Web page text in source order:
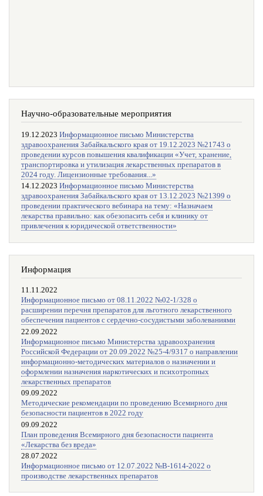
Научно-образовательные мероприятия
19.12.2023 Информационное письмо Министерства
здравоохранения Забайкальского края от 19.12.2023 №21743 о
проведении курсов повышения квалификации «Учет, хранение,
транспортировка и утилизация лекарственных препаратов в
2024 году. Лицензионные требования...»
14.12.2023 Информационное письмо Министерства
здравоохранения Забайкальского края от 13.12.2023 №21399 о
проведении практического вебинара на тему: «Назначаем
лекарства правильно: как обезопасить себя и клинику от
привлечения к юридической ответственности»
Информация
11.11.2022
Информационное письмо от 08.11.2022 №02-1/328 о
расширении перечня препаратов для льготного лекарственного
обеспечения пациентов с сердечно-сосудистыми заболеваниями
22.09.2022
Информационное письмо Министерства здравоохранения
Российской Федерации от 20.09.2022 №25-4/9317 о направлении
информационно-методических материалов о назначении и
оформлении назначения наркотических и психотропных
лекарственных препаратов
09.09.2022
Методические рекомендации по проведению Всемирного дня
безопасности пациентов в 2022 году
09.09.2022
План проведения Всемирного дня безопасности пациента
«Лекарства без вреда»
28.07.2022
Информационное письмо от 12.07.2022 №В-1614-2022 о
производстве лекарственных препаратов